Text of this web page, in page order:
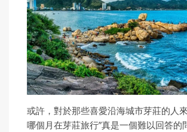
或許，對於那些喜愛沿海城市芽莊的人
哪個月在芽莊旅行”真是一個難以回答的